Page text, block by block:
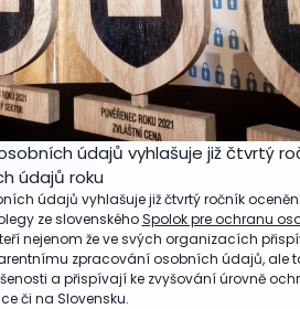
údajů vyhlašuje již čtvrtý
údajů roku
údajů vyhlašuje již čtvrtý ročník
ze slovenskéhoSpolok pre ochranu
nejenom že ve svých organizacích
zpracování osobních údajů, ale
a přispívají ke zvyšování úrovně
či na Slovensku.